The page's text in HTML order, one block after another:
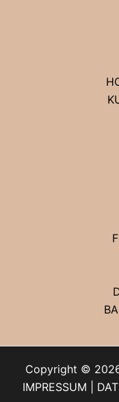
Copyright © 2026
IMPRESSUM